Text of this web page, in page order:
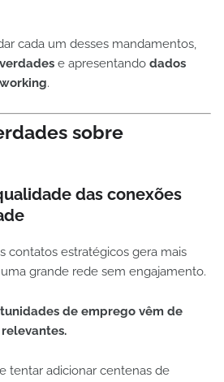
cada um desses mandamentos,
e apresentando dados
.
sobre
das conexões
contatos estratégicos gera mais
grande rede sem engajamento.
de emprego vêm de
tentar adicionar centenas de